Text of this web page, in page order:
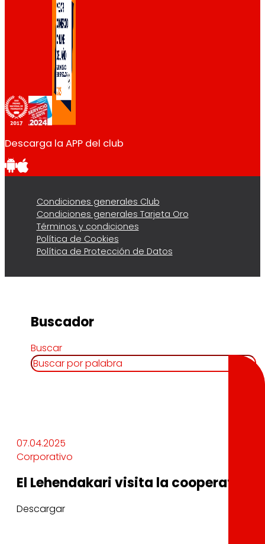
Descarga la APP del club
Condiciones generales Club
Condiciones generales Tarjeta Oro
Términos y condiciones
Política de Cookies
Política de Protección de Datos
Buscador
Buscar
07.04.2025
Corporativo
El Lehendakari visita la cooperativa
Descargar